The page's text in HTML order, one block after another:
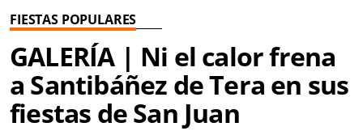
FIESTAS POPULARES
GALERÍA | Ni el calor frena
a Santibáñez de Tera en sus
fiestas de San Juan